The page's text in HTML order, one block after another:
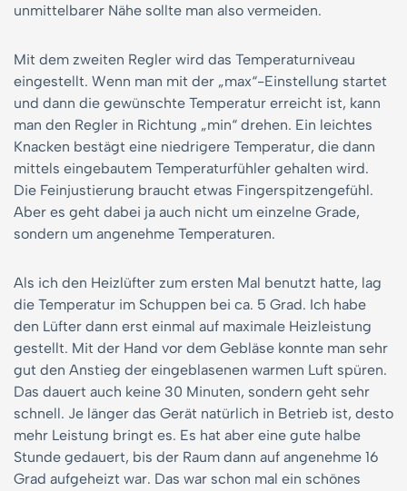
unmittelbarer Nähe sollte man also vermeiden.
Mit dem zweiten Regler wird das Temperaturniveau
eingestellt. Wenn man mit der „max“-Einstellung startet
und dann die gewünschte Temperatur erreicht ist, kann
man den Regler in Richtung „min“ drehen. Ein leichtes
Knacken bestägt eine niedrigere Temperatur, die dann
mittels eingebautem Temperaturfühler gehalten wird.
Die Feinjustierung braucht etwas Fingerspitzengefühl.
Aber es geht dabei ja auch nicht um einzelne Grade,
sondern um angenehme Temperaturen.
Als ich den Heizlüfter zum ersten Mal benutzt hatte, lag
die Temperatur im Schuppen bei ca. 5 Grad. Ich habe
den Lüfter dann erst einmal auf maximale Heizleistung
gestellt. Mit der Hand vor dem Gebläse konnte man sehr
gut den Anstieg der eingeblasenen warmen Luft spüren.
Das dauert auch keine 30 Minuten, sondern geht sehr
schnell. Je länger das Gerät natürlich in Betrieb ist, desto
mehr Leistung bringt es. Es hat aber eine gute halbe
Stunde gedauert, bis der Raum dann auf angenehme 16
Grad aufgeheizt war. Das war schon mal ein schönes